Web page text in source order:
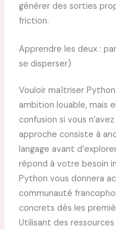
générer des sorties
friction.
Apprendre les deux :
se disperser)
Vouloir maîtriser
ambition louable, mais
confusion si vous
approche consiste à
langage avant
répond à votre besoin
Python vous donnera
communauté
concrets dès les
Utilisant des